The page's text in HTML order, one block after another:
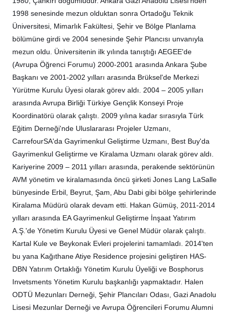
1998 senesinde mezun olduktan sonra Ortadoğu Teknik
Üniversitesi, Mimarlık Fakültesi, Şehir ve Bölge Planlama
bölümüne girdi ve 2004 senesinde Şehir Plancısı unvanıyla
mezun oldu. Üniversitenin ilk yılında tanıştığı AEGEE'de
(Avrupa Öğrenci Forumu) 2000-2001 arasında Ankara Şube
Başkanı ve 2001-2002 yılları arasında Brüksel'de Merkezi
Yürütme Kurulu Üyesi olarak görev aldı. 2004 – 2005 yılları
arasında Avrupa Birliği Türkiye Gençlik Konseyi Proje
Koordinatörü olarak çalıştı. 2009 yılına kadar sırasıyla Türk
Eğitim Derneği'nde Uluslararası Projeler Uzmanı,
CarrefourSA'da Gayrimenkul Geliştirme Uzmanı, Best Buy'da
Gayrimenkul Geliştirme ve Kiralama Uzmanı olarak görev aldı.
Kariyerine 2009 – 2011 yılları arasında, perakende sektörünün
AVM yönetim ve kiralamasında öncü şirketi Jones Lang LaSalle
bünyesinde Erbil, Beyrut, Şam, Abu Dabi gibi bölge şehirlerinde
Kiralama Müdürü olarak devam etti. Hakan Gümüş, 2011-2014
yılları arasında EA Gayrimenkul Geliştirme İnşaat Yatırım
A.Ş.'de Yönetim Kurulu Üyesi ve Genel Müdür olarak çalıştı.
Kartal Kule ve Beykonak Evleri projelerini tamamladı. 2014'ten
bu yana Kağıthane Atiye Residence projesini geliştiren HAS-
DBN Yatırım Ortaklığı Yönetim Kurulu Üyeliği ve Bosphorus
Invetsments Yönetim Kurulu başkanlığı yapmaktadır. Halen
ODTÜ Mezunları Derneği, Şehir Plancıları Odası, Gazi Anadolu
Lisesi Mezunlar Derneği ve Avrupa Öğrencileri Forumu Alumni